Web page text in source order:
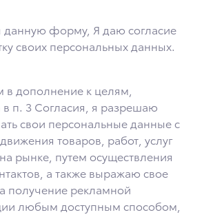
устройства и модели мобильного
сайта, уникального идентификатора
времени и способа
контактов.
сбор, запись, систематизация,
уточнение (обновление,
использование, передача
блокирование, удаление,
данных. Общество
данные с использованием
персональных данных является
Общества с посетителями
данную форму, Я даю согласие
своих персональных данных.
в дополнение к целям,
п. 3 Согласия, я разрешаю
свои персональные данные с
товаров, работ, услуг
рынке, путем осуществления
а также выражаю свое
получение рекламной
любым доступным способом,